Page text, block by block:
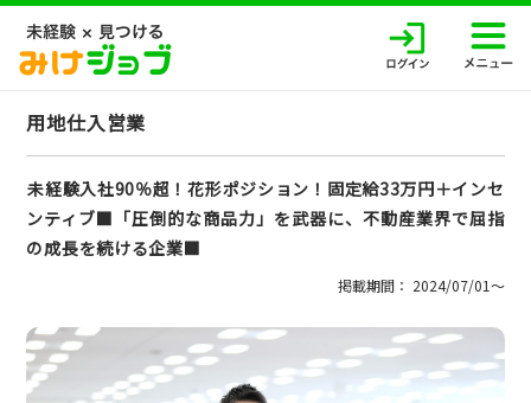
用地仕入営業
未経験入社90％超！花形ポジション！固定給33万円＋インセ
ンティブ■「圧倒的な商品力」を武器に、不動産業界で屈指
の成長を続ける企業■
掲載期間： 2024/07/01〜